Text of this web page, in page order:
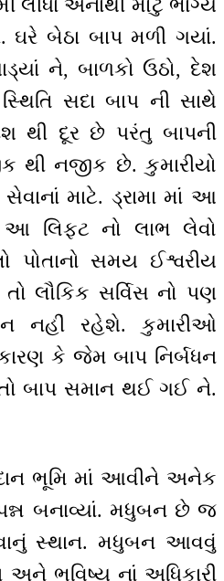
લીધા એનાથી મોટું ભાગ્ય
ઘરે બેઠા બાપ મળી ગયાં.
ને, બાળકો ઉઠો, દેશ
સદા બાપ ની સાથે
થી દૂર છે પરંતુ બાપની
થી નજીક છે. કુમારીયો
માટે. ડ્રામા માં આ
લિફ્ટ નો લાભ લેવો
સમય ઈશ્વરીય
લૌકિક સર્વિસ નો પણ
નહીં રહેશે. કુમારીઓ
કે જેમ બાપ નિર્બધન
બાપ સમાન થઈ ગઈ ને.
ભૂમિ માં આવીને અનેક
બનાવ્યાં. મધુબન છે જ
સ્થાન. મધુબન આવવું
અને ભવિષ્ય નાં અધિકારી